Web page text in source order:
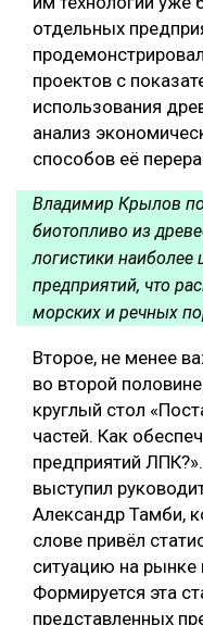
отдельных
проектов с
использования
анализ
способов её
Владимир Крылов
биотопливо из
логистики наиболее
предприятий, что
морских и речных
Второе, не менее
во второй
круглый стол
частей. Как
предприятий
выступил
Александр Тамби,
слове привёл
ситуацию на рынке
Формируется эта
представленных